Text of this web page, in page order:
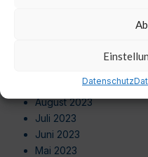
Datenschutz
November 2023
September 2023
August 2023
Juli 2023
Juni 2023
Mai 2023